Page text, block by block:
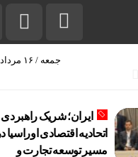
جمعه / ۱۶ مرداد / ۱۴۰۵
ایران؛ شریک راهبردی
اتحادیه اقتصادی اوراسیا در
مسیر توسعه تجارت و